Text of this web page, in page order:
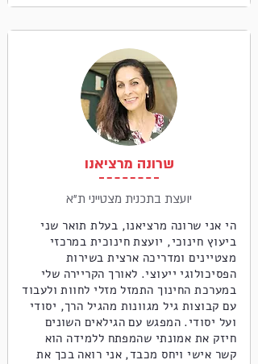
שרונה מרציאנו
יועצת בתכנית מצטייני ת"א
הי אני שרונה מרציאנו, בעלת תואר שני
ביעוץ חינוכי, יועצת חינוכית במרכזי
מצטיינים ומדריכה ארצית בשירות
הפסיכולוגי ייעוצי. לאורך הקריירה שלי
במערכת החינוך התמזל מזלי לחוות ולעבוד
עם קבוצות גיל מגוונות מהגיל הרך, יסודי
ועל יסודי. המפגש עם הגילאים השונים
חיזק את אמונתי שהמפתח ללמידה הוא
קשר אישי ויחס מכבד, אני רואה בכך את